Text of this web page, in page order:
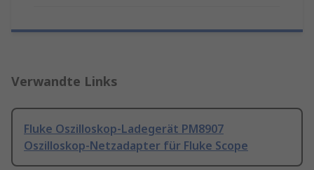
Verwandte Links
Fluke Oszilloskop-Ladegerät PM8907
Oszilloskop-Netzadapter für Fluke Scope